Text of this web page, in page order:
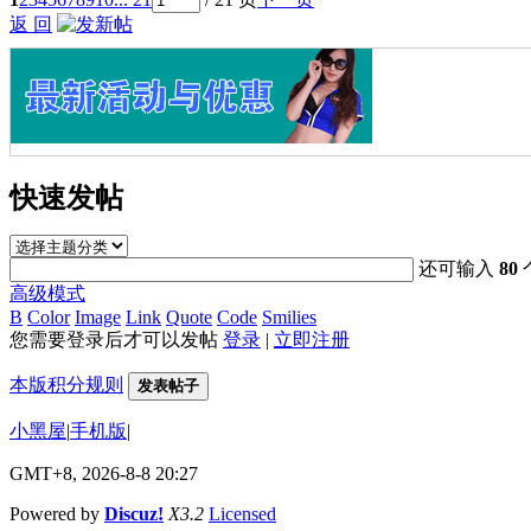
返 回
快速发帖
还可输入80
高级模式
B Color Image Link Quote Code Smilies
您需要登录后才可以发帖 登录 | 立即注册
本版积分规则 发表帖子
小黑屋|手机版|
GMT+8, 2026-8-8 20:27
Powered by Discuz! X3.2 Licensed